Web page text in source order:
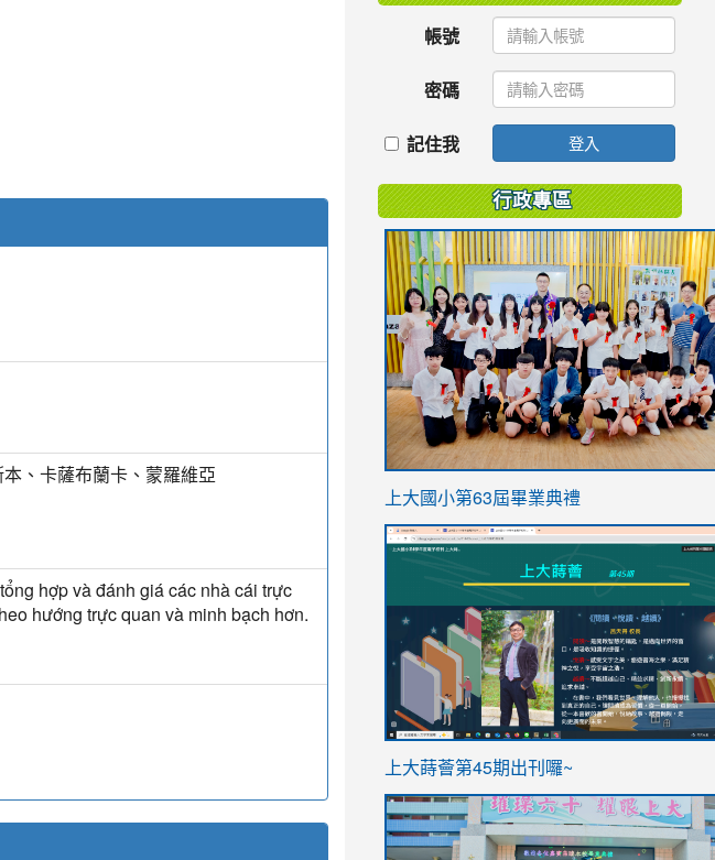
、卡薩布蘭卡、蒙羅維亞
hợp và đánh giá các nhà cái trực
hướng trực quan và minh bạch hơn.
帳號
密碼
記住我 登入
行政專區
link
https://sites.google.com/stes.tyc.edu.tw/
上大國小第63屆畢業典禮
link
ink
https://sites.google.com/stes.tyc.edu.tw/
link
https://sites.google.com/stes.tyc.edu.tw/
上大蒔薈第45期出刊囉~